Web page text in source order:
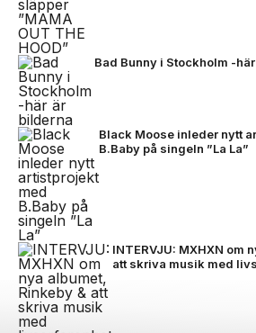
Bad Bunny i Stockholm -
Black Moose inleder nytt
B.Baby på singeln ”La La”
INTERVJU: MXHXN om
att skriva musik med